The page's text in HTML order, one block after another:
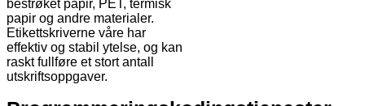
bestrøket papir, PET, termisk
papir og andre materialer.
Etikettskriverne våre har
effektiv og stabil ytelse, og kan
raskt fullføre et stort antall
utskriftsoppgaver.